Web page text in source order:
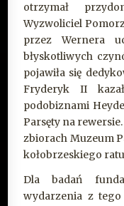
otrzymał
Wyzwoliciel
przez Wernera
błyskotliwych
pojawiła się
Fryderyk II
podobiznami
Parsęty na
zbiorach Muzeum
kołobrzeskiego
Dla badań
wydarzenia z tego